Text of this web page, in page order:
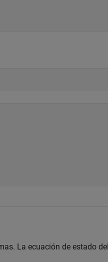
La ecuación de estado